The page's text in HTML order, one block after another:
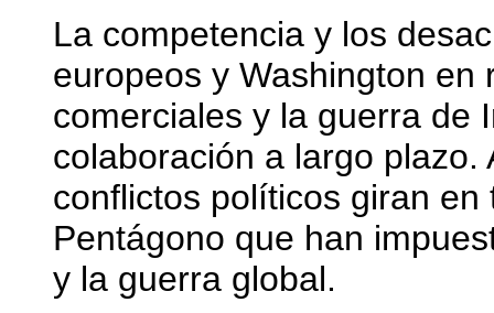
La competencia y los
europeos y Washington en
comerciales y la guerra de
colaboración a largo
conflictos políticos giran
Pentágono que han
y la guerra global.